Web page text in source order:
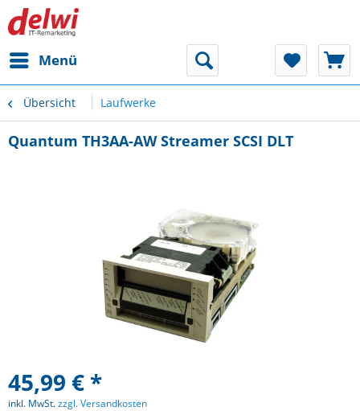
Menü
Übersicht Laufwerke
Quantum TH3AA-AW Streamer SCSI DLT
45,99 € *
inkl. MwSt.zzgl. Versandkosten